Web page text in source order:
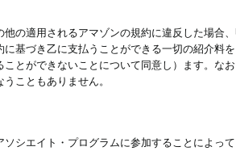
他の適用されるアマゾンの規約に違反した場合
に基づき乙に支払うことができる一切の紹介料
ことができないことについて同意し）ます。な
こともありません。
ソシエイト・プログラムに参加することによっ